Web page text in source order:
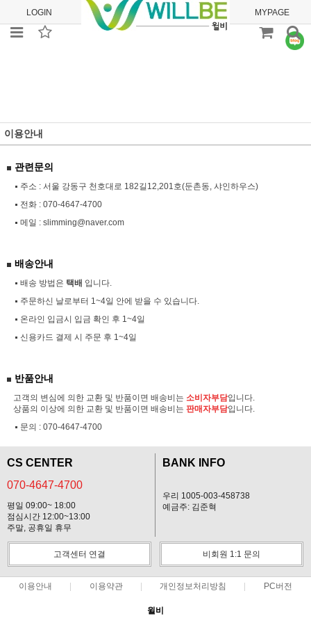
LOGIN JOIN ORDER MYPAGE
이용안내
관련문의
주소 : 서울 강동구 천호대로 182길12,201호(둔촌동, 샤인하우스)
전화 : 070-4647-4700
메일 : slimming@naver.com
배송안내
배송 방법은 택배 입니다.
주문하신 날로부터 1~4일 안에 받을 수 있습니다.
온라인 입금시 입금 확인 후 1~4일
신용카드 결제 시 주문 후 1~4일
반품안내
고객의 변심에 의한 교환 및 반품이면 배송비는 소비자부담입니다.
상품의 이상에 의한 교환 및 반품이면 배송비는 판매자부담입니다.
문의 : 070-4647-4700
CS CENTER
070-4647-4700
평일 09:00~ 18:00
점심시간 12:00~13:00
주말, 공휴일 휴무
BANK INFO
우리 1005-003-458738
예금주: 김준혁
고객센터 연결 비회원 1:1 문의
이용안내 이용약관 개인정보처리방침 PC버전
윌비